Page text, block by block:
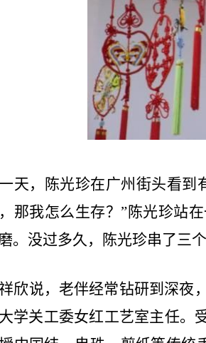
天，陈光珍在广州街头看到
那我怎么生存？”陈光珍站
。没过多久，陈光珍串了三
欣说，老伴经常钻研到深夜
学关工委女红工艺室主任。